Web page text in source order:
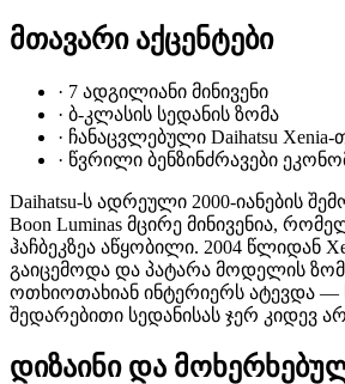
მთავარი აქცენტები
· 7 ადგილიანი მინივენი
· ბ-კლასის სედანის ზომა
· ჩანაცვლებული Daihatsu
· წვრილი ბენზინძრავები
Daihatsu-ს ადრეული 2000-იანების
Boon Luminas მცირე მინივენია,
ჰაჩბეკზეა აწყობილი. 2004 წლიდან
გაიცემოდა და პატარა მოდელის
ოთხიოთახიან ინტერიერს ატევდა —
შედარებითი სედანისას ჯერ კიდევ
დიზაინი და